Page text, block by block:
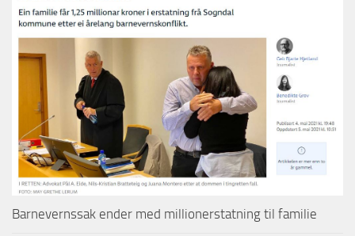
Barnevernssak ender med millionerstatning til familie